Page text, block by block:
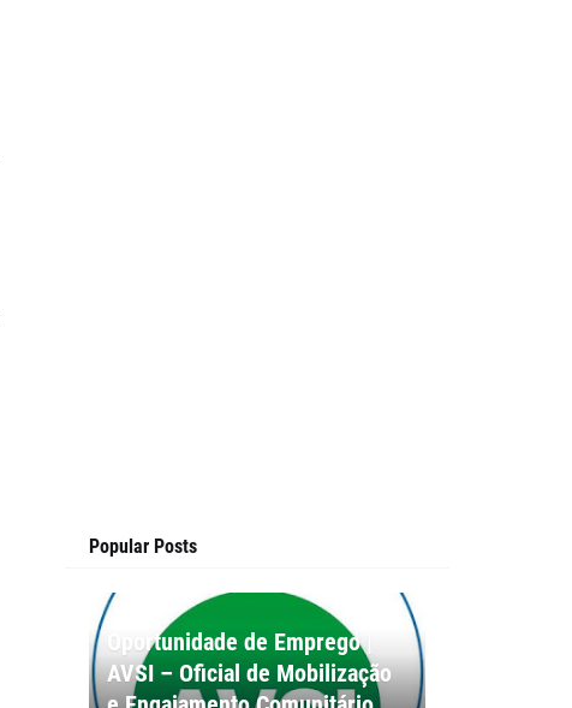
Popular Posts
Oportunidade de Emprego |
AVSI – Oficial de Mobilização